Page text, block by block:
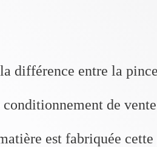
différence entre la
conditionnement de
est fabriquée cette